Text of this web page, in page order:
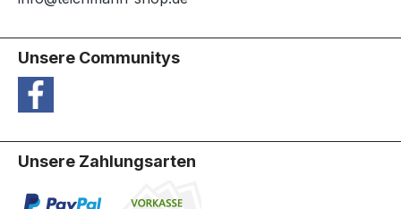
Unsere Communitys
Unsere Zahlungsarten